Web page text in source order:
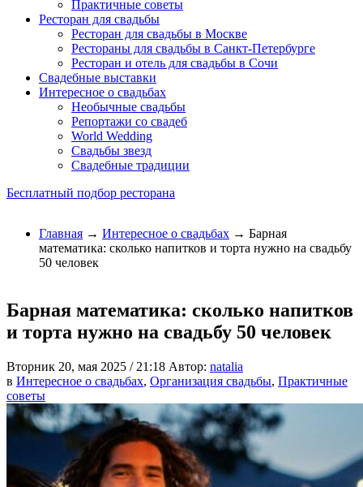
Практичные советы
Ресторан для свадьбы
Ресторан для свадьбы в Москве
Рестораны для свадьбы в Санкт-Петербурге
Ресторан и отель для свадьбы в Сочи
Свадебные выставки
Интересное о свадьбах
Необычные свадьбы
Репортажи со свадеб
World Wedding
Свадьбы звезд
Свадебные традиции
Бесплатный подбор ресторана
Главная → Интересное о свадьбах → Барная
математика: сколько напитков и торта нужно на свадьбу
50 человек
Барная математика: сколько напитков
и торта нужно на свадьбу 50 человек
Вторник 20, мая 2025 / 21:18 Автор: natalia
в Интересное о свадьбах, Организация свадьбы, Практичные
советы